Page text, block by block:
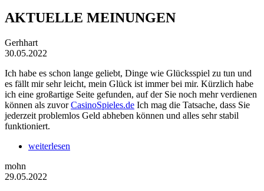
AKTUELLE MEINUNGEN
Gerhhart
30.05.2022
Ich habe es schon lange geliebt, Dinge wie Glücksspiel zu tun und
es fällt mir sehr leicht, mein Glück ist immer bei mir. Kürzlich habe
ich eine großartige Seite gefunden, auf der Sie noch mehr verdienen
können als zuvorCasinoSpieles.de Ich mag die Tatsache, dass Sie
jederzeit problemlos Geld abheben können und alles sehr stabil
funktioniert.
weiterlesen
mohn
29.05.2022